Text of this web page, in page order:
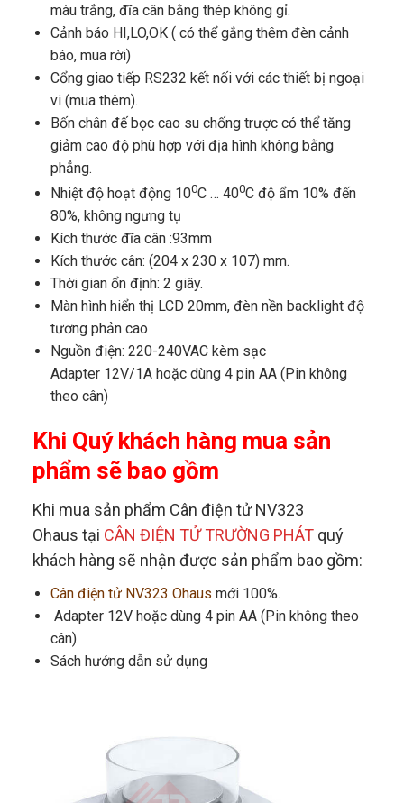
màu trắng, đĩa cân bằng thép không gỉ.
Cảnh báo HI,LO,OK ( có thể gắng thêm đèn cảnh
báo, mua rời)
Cổng giao tiếp RS232 kết nối với các thiết bị ngoại
vi (mua thêm).
Bốn chân đế bọc cao su chống trược có thể tăng
giảm cao độ phù hợp với địa hình không bằng
phẳng.
Nhiệt độ hoạt động 100C … 400C độ ẩm 10% đến
80%, không ngưng tụ
Kích thước đĩa cân :93mm
Kích thước cân: (204 x 230 x 107) mm.
Thời gian ổn định: 2 giây.
Màn hình hiển thị LCD 20mm, đèn nền backlight độ
tương phản cao
Nguồn điện: 220-240VAC kèm sạc
Adapter 12V/1A hoặc dùng 4 pin AA (Pin không
theo cân)
Khi Quý khách hàng mua sản
phẩm sẽ bao gồm
Khi mua sản phẩm Cân điện tử NV323
Ohaus tại CÂN ĐIỆN TỬ TRƯỜNG PHÁT quý
khách hàng sẽ nhận được sản phẩm bao gồm:
Cân điện tử NV323 Ohaus mới 100%.
Adapter 12V hoặc dùng 4 pin AA (Pin không theo
cân)
Sách hướng dẫn sử dụng